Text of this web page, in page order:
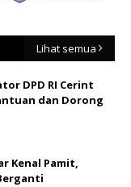
Lihat semua
DPD RI Cerint
dan Dorong
Kenal Pamit,